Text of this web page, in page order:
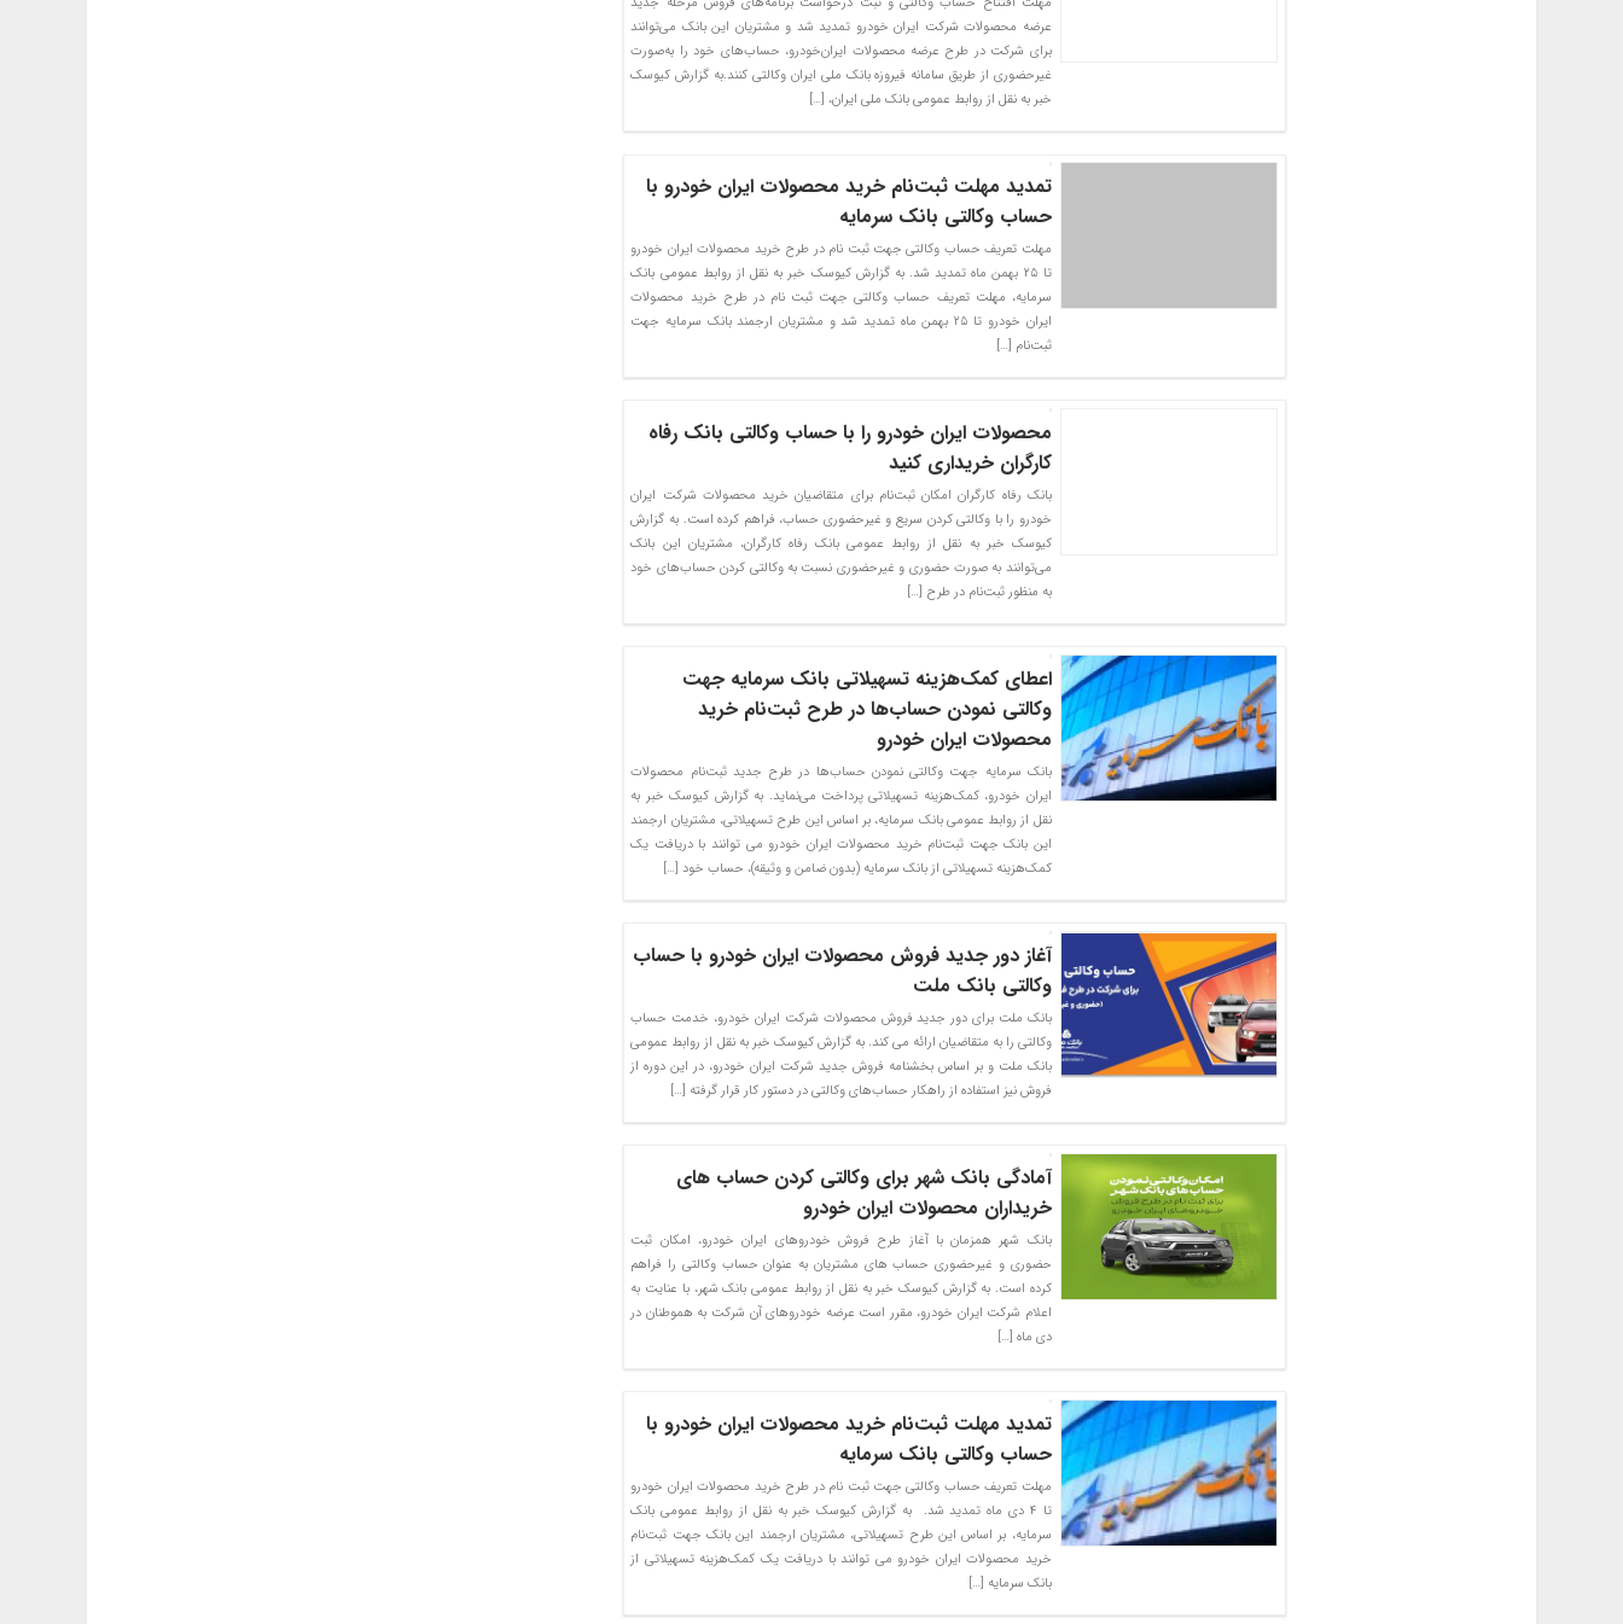
عرضه محصولات شرکت ایران خودرو تمدید شد و مشتریان این بانک می‌توانند
برای شرکت در طرح عرضه محصولات ایران‌خودرو، حساب‌های خود را به‌صورت
غیرحضوری از طریق سامانه فیروزه بانک ملی ایران وکالتی کنند.به گزارش کیوسک
خبر به نقل از روابط عمومی بانک ملی ایران، […]
تمدید مهلت ثبت‌نام خرید محصولات ایران خودرو با
حساب وکالتی بانک سرمایه
مهلت تعریف حساب وکالتی جهت ثبت نام در طرح خرید محصولات ایران خودرو
تا ۲۵ بهمن ماه تمدید شد. به گزارش کیوسک خبر به نقل از روابط عمومی بانک
سرمایه، مهلت تعریف حساب وکالتی جهت ثبت نام در طرح خرید محصولات
ایران خودرو تا ۲۵ بهمن ماه تمدید شد و مشتریان ارجمند بانک سرمایه جهت
ثبت‌نام […]
محصولات ایران خودرو را با حساب وکالتی بانک رفاه
کارگران خریداری کنید
بانک رفاه کارگران امکان ثبت‌نام برای متقاضیان خرید محصولات شرکت ایران
خودرو را با وکالتی کردن سریع و غیرحضوری حساب، فراهم کرده است. به گزارش
کیوسک خبر به نقل از روابط عمومی بانک رفاه کارگران، مشتریان این بانک
می‌توانند به صورت حضوری و غیرحضوری نسبت به وکالتی کردن حساب‌های خود
به منظور ثبت‌نام در طرح […]
اعطای کمک‌هزینه تسهیلاتی بانک سرمایه جهت
وکالتی نمودن حساب‌ها در طرح ثبت‌نام خرید
محصولات ایران خودرو
بانک سرمایه جهت وکالتی نمودن حساب‌ها در طرح جدید ثبت‌نام محصولات
ایران خودرو، کمک‌هزینه تسهیلاتی پرداخت می‌نماید. به گزارش کیوسک خبر به
نقل از روابط عمومی بانک سرمایه، بر اساس این طرح تسهیلاتی، مشتریان ارجمند
این بانک جهت ثبت‌نام خرید محصولات ایران خودرو می توانند با دریافت یک
کمک‌هزینه تسهیلاتی از بانک سرمایه (بدون ضامن و وثیقه)، حساب خود […]
آغاز دور جدید فروش محصولات ایران خودرو با حساب
وکالتی بانک ملت
بانک ملت برای دور جدید فروش محصولات شرکت ایران خودرو، خدمت حساب
وکالتی را به متقاضیان ارائه می کند. به گزارش کیوسک خبر به نقل از روابط عمومی
بانک ملت و بر اساس بخشنامه فروش جدید شرکت ایران خودرو، در این دوره از
فروش نیز استفاده از راهکار حساب‌های وکالتی در دستور کار قرار گرفته […]
آمادگی بانک شهر برای وکالتی کردن حساب های
خریداران محصولات ایران خودرو
بانک شهر همزمان با آغاز طرح فروش خودروهای ایران خودرو، امکان ثبت
حضوری و غیرحضوری حساب های مشتریان به عنوان حساب وکالتی را فراهم
کرده است. به گزارش کیوسک خبر به نقل از روابط عمومی بانک شهر، با عنایت به
اعلام شرکت ایران خودرو، مقرر است عرضه خودروهای آن شرکت به هموطنان در
دی ماه […]
تمدید مهلت ثبت‌نام خرید محصولات ایران خودرو با
حساب وکالتی بانک سرمایه
مهلت تعریف حساب وکالتی جهت ثبت نام در طرح خرید محصولات ایران خودرو
تا ۴ دی ماه تمدید شد. به گزارش کیوسک خبر به نقل از روابط عمومی بانک
سرمایه، بر اساس این طرح تسهیلاتی، مشتریان ارجمند این بانک جهت ثبت‌نام
خرید محصولات ایران خودرو می توانند با دریافت یک کمک‌هزینه تسهیلاتی از
بانک سرمایه […]